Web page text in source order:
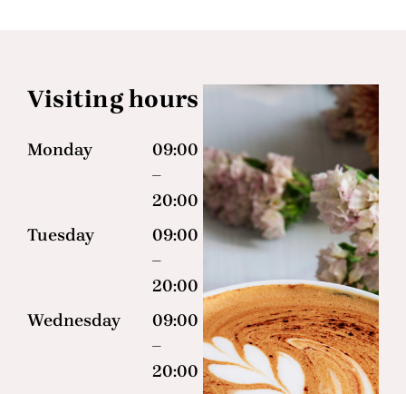
Visiting hours
Monday
09:00
–
20:00
Tuesday
09:00
–
20:00
Wednesday
09:00
–
20:00